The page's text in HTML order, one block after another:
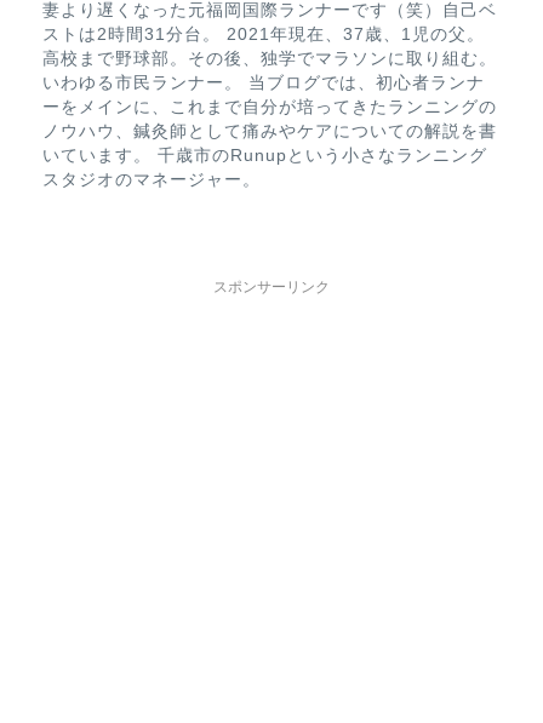
妻より遅くなった元福岡国際ランナーです（笑）自己ベ
ストは2時間31分台。 2021年現在、37歳、1児の父。
高校まで野球部。その後、独学でマラソンに取り組む。
いわゆる市民ランナー。 当ブログでは、初心者ランナ
ーをメインに、これまで自分が培ってきたランニングの
ノウハウ、鍼灸師として痛みやケアについての解説を書
いています。 千歳市のRunupという小さなランニング
スタジオのマネージャー。
スポンサーリンク